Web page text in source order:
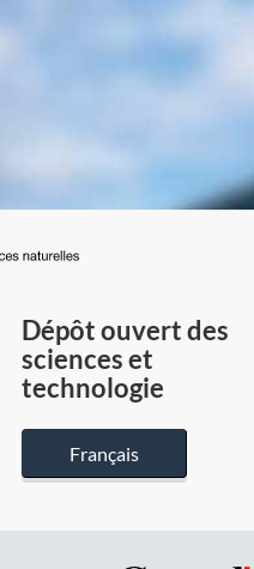
du
Canada
Dépôt ouvert des
sciences et
technologie
Français